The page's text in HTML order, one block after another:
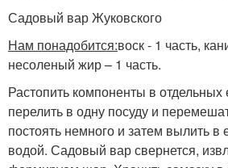
Садовый вар Жуковского
Нам понадобится:воск - 1 часть,
несоленый жир – 1 часть.
Растопить компоненты в отдельных
перелить в одну посуду и
постоять немного и затем вылить в
водой. Садовый вар свернется,